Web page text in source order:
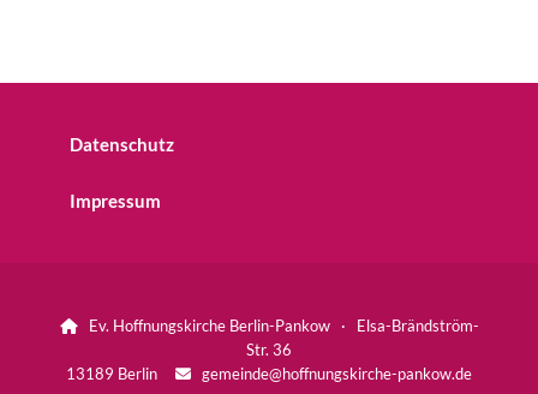
Datenschutz
Impressum
Ev. Hoffnungskirche Berlin-Pankow · Elsa-Brändström-
Str. 36
13189 Berlin
 gemeinde@hoffnungskirche-pankow.de